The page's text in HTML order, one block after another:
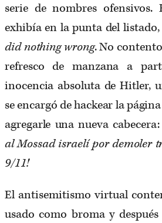
serie de nombres
exhibía en la punta del
did nothing wrong. No
refresco de manzana a
inocencia absoluta de Hitler,
se encargó de hackear la
agregarle una nueva
al Mossad israelí por demoler
9/11!
El antisemitismo virtual
usado como broma y